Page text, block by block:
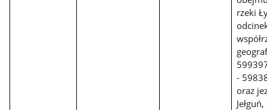
rzeki
-
oraz